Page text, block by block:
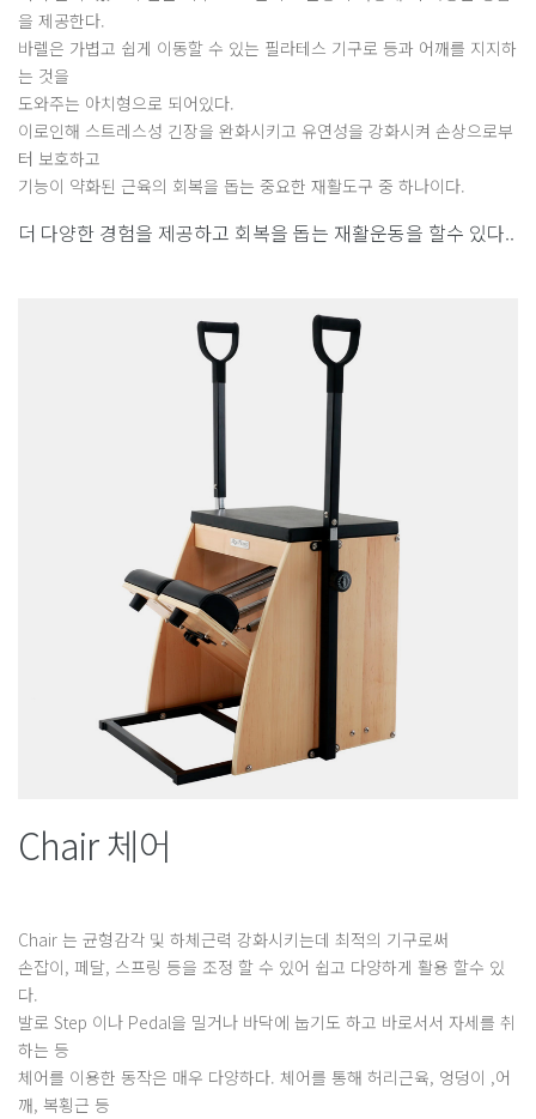
을 제공한다.
바렐은 가볍고 쉽게 이동할 수 있는 필라테스 기구로 등과 어깨를 지지하
는 것을
도와주는 아치형으로 되어있다.
이로인해 스트레스성 긴장을 완화시키고 유연성을 강화시켜 손상으로부
터 보호하고
기능이 약화된 근육의 회복을 돕는 중요한 재활도구 중 하나이다.
더 다양한 경험을 제공하고 회복을 돕는 재활운동을 할수 있다..
Chair 체어
Chair 는 균형감각 및 하체근력 강화시키는데 최적의 기구로써
손잡이, 페달, 스프링 등을 조정 할 수 있어 쉽고 다양하게 활용 할수 있
다.
발로 Step 이나 Pedal을 밀거나 바닥에 눕기도 하고 바로서서 자세를 취
하는 등
체어를 이용한 동작은 매우 다양하다. 체어를 통해 허리근육, 엉덩이 ,어
깨, 복횡근 등